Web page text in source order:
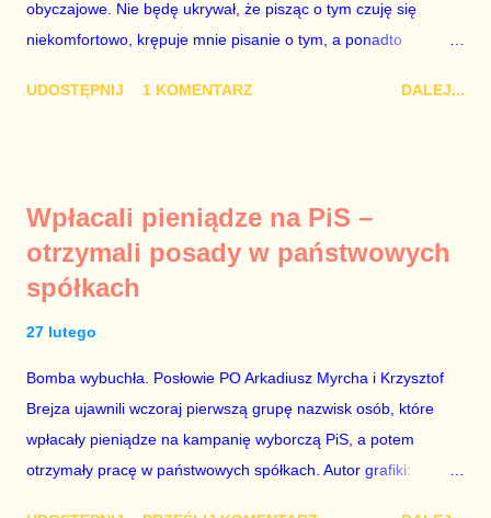
Dudy, obowiązkiem każdego przyzwoitego człowieka i
szanującego podstawowe reguły demokraty jest takie
obyczajowe. Nie będę ukrywał, że pisząc o tym czuję się
niekomfortowo, krępuje mnie pisanie o tym, a ponadto
rozumie, wiedzy i zdrowym rozsądku, powinna od kwestii
o seksaferze z udziałem prominentnego polityka partii
rządzącej i – przynajmniej formalnie – drugiej osoby w
państwie, sprawy prywatne nie tylko stają się publiczne, ale też
całego państwa. Zastrzeżenie „jeśli są prawdziwe” jest
konieczne, ponieważ mamy do czynienia z medium o
wyjątkowo wątpliwej reputacji, ale mimo upływu czasu,
informacje nie zostały w żaden sposób zdementowane, a
oskarżany polityk milczy. Tygod...
UDOSTĘPNIJ 1 KOMENTARZ DALEJ...
Wpłacali pieniądze na PiS –
otrzymali posady w państwowych
spółkach
27 lutego
Bomba wybuchła. Posłowie PO Arkadiusz Myrcha i Krzysztof
Brejza ujawnili wczoraj pierwszą grupę nazwisk osób, które
wpłacały pieniądze na kampanię wyborczą PiS, a potem
otrzymały pracę w państwowych spółkach. Autor grafiki: